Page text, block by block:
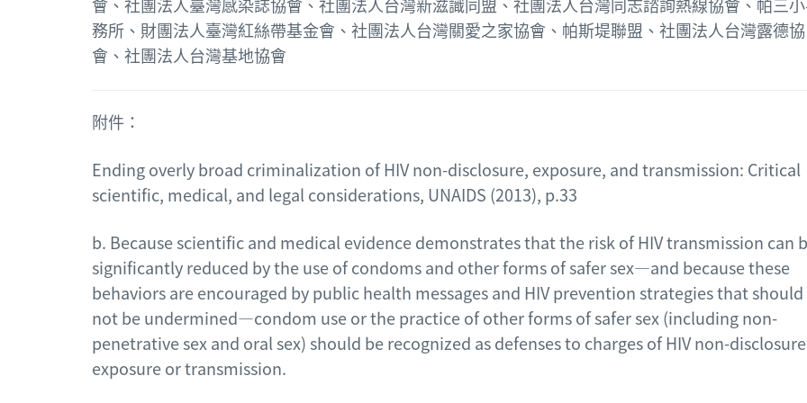
務所、財團法人臺灣紅絲帶基金會、社團法人台灣關愛之家協會、帕斯堤聯盟、社團法人台灣露德協
會、社團法人台灣基地協會
附件：
Ending overly broad criminalization of HIV non-disclosure, exposure, and transmission: Critical
scientific, medical, and legal considerations, UNAIDS (2013), p.33
b. Because scientific and medical evidence demonstrates that the risk of HIV transmission can
significantly reduced by the use of condoms and other forms of safer sex—and because these
behaviors are encouraged by public health messages and HIV prevention strategies that should
not be undermined—condom use or the practice of other forms of safer sex (including non-
penetrative sex and oral sex) should be recognized as defenses to charges of HIV non-
exposure or transmission.